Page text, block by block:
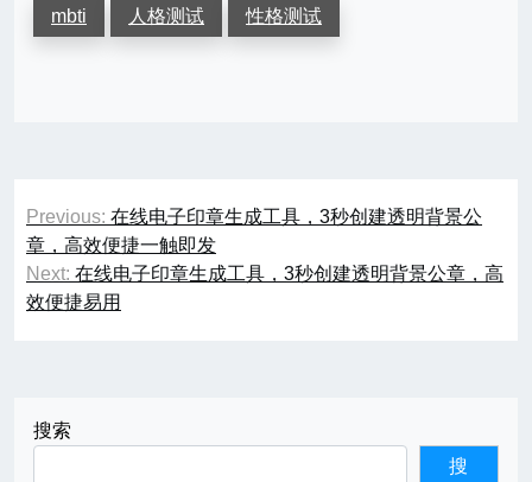
mbti 人格测试 性格测试
文
章
导
Previous: 在线电子印章生成工具，3秒创建透明背景公
章，高效便捷一触即发
Next: 在线电子印章生成工具，3秒创建透明背景公章，高
效便捷易用
搜索
搜